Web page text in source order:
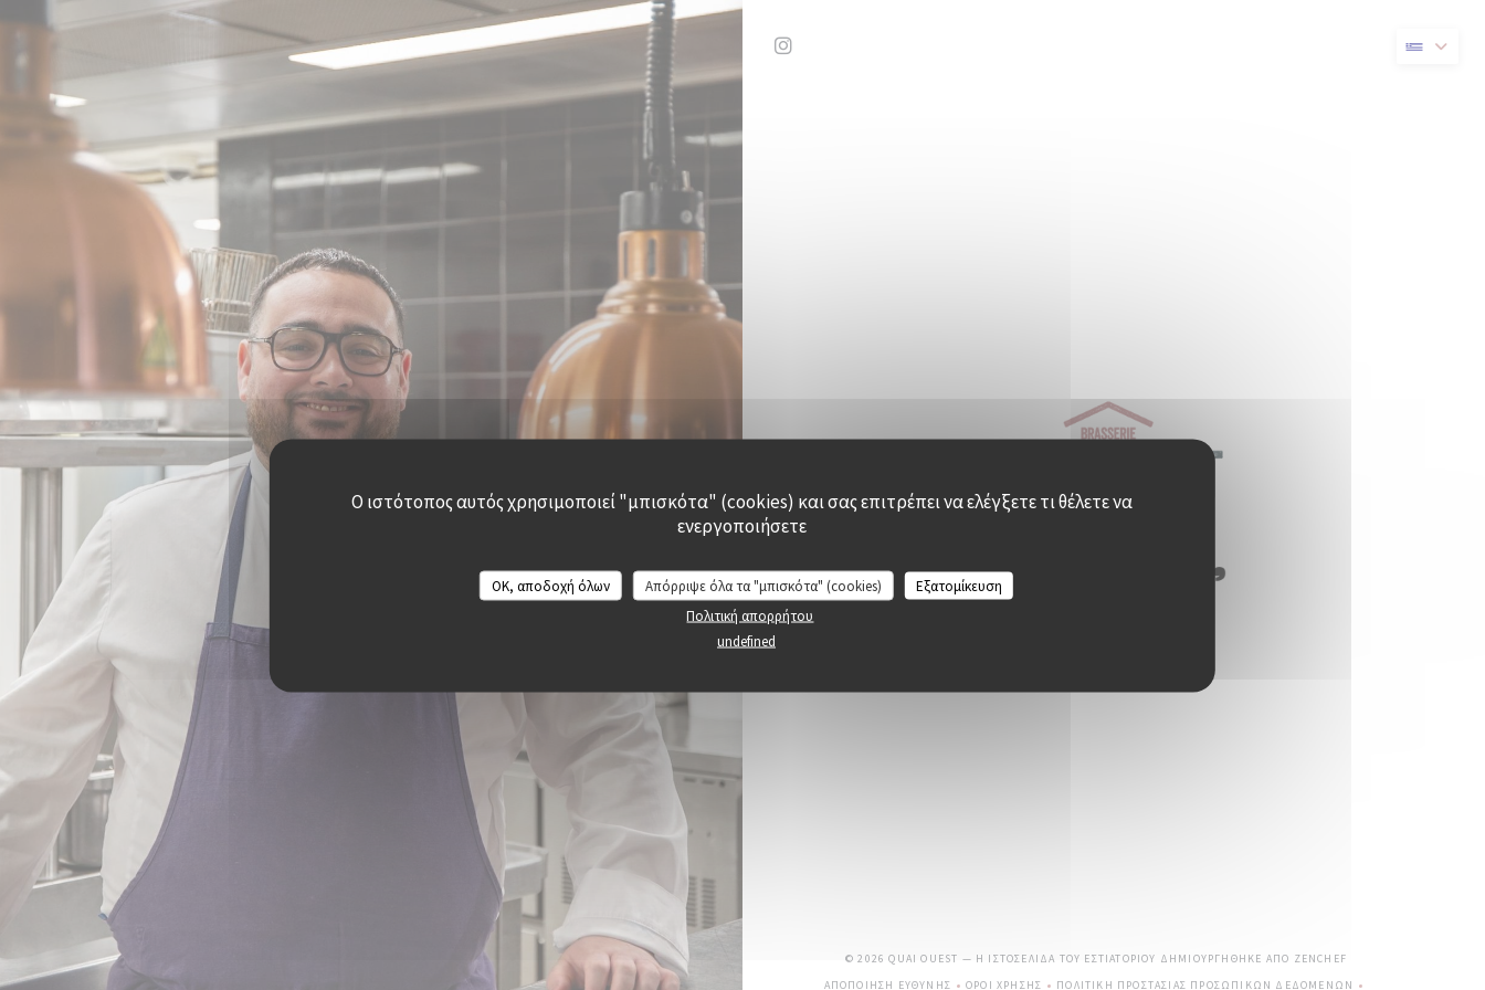
Πίνακας διαχείρισης "Μπισκότων" (Cookies)
Ο ιστότοπος αυτός χρησιμοποιεί "μπισκότα" (cookies) και σας επιτρέπει να ελέγξετε τι θέλετε να
ενεργοποιήσετε
OK, αποδοχή όλων Απόρριψε όλα τα "μπισκότα" (cookies)
Εξατομίκευση
Πολιτική απορρήτου
undefined
Instagram ((ανοίγει σε νέο παράθυρο))
© 2026 QUAI OUEST — Η ΙΣΤΟΣΕΛΊΔΑ ΤΟΥ ΕΣΤΙΑΤΟΡΊΟΥ ΔΗΜΙΟΥΡΓΉΘΗΚΕ ΑΠΌ ZENCHEF((ΑΝΟΊΓΕΙ ΣΕ ΝΈΟ
ΑΠΟΠΟΊΗΣΗ ΕΥΘΎΝΗΣ
ΌΡΟΙ ΧΡΉΣΗΣ
ΠΟΛΙΤΙΚΉ ΠΡΟΣΤΑΣΊΑΣ ΠΡΟΣΩΠΙΚΏΝ ΔΕΔΟΜΈΝΩΝ